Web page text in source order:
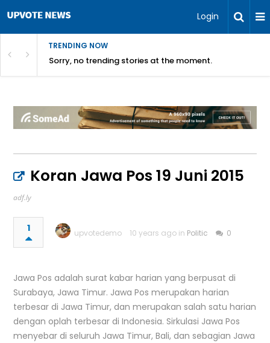
Login
TRENDING NOW
Sorry, no trending stories at the moment.
Koran Jawa Pos 19 Juni 2015
adf.ly
1 upvotedemo 10 years ago in Politic 0
Jawa Pos adalah surat kabar harian yang berpusat di
Surabaya, Jawa Timur. Jawa Pos merupakan harian
terbesar di Jawa Timur, dan merupakan salah satu harian
dengan oplah terbesar di Indonesia. Sirkulasi Jawa Pos
menyebar di seluruh Jawa Timur, Bali, dan sebagian Jawa